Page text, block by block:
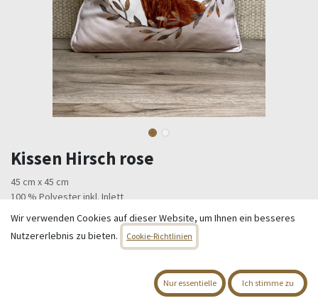
Kissen Hirsch rose
45 cm x 45 cm
100 % Polyester inkl. Inlett
19,95€ Alle Preise inkl. MwSt.zzgl. Versandkosten
IN DEN WARENKORB
Wir verwenden Cookies auf dieser Website, um Ihnen ein besseres
Nutzererlebnis zu bieten.
Cookie-Richtlinien
Nur essentielle Ich stimme zu